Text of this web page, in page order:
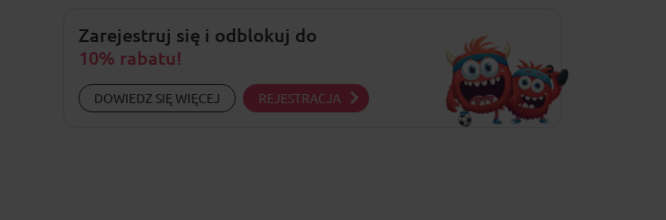
Zarejestruj się i odblokuj do
10% rabatu!
DOWIEDZ SIĘ WIĘCEJ REJESTRACJA